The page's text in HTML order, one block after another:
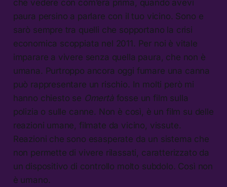
che vedere con com’era prima, quando avevi
paura persino a parlare con il tuo vicino. Sono e
sarò sempre tra quelli che sopportano la crisi
economica scoppiata nel 2011. Per noi è vitale
imparare a vivere senza quella paura, che non è
umana. Purtroppo ancora oggi fumare una canna
può rappresentare un rischio. In molti però mi
hanno chiesto se Omertà fosse un film sulla
polizia o sulle canne. Non è così, è un film su delle
reazioni umane, filmate da vicino, vissute.
Reazioni che sono esasperate da un sistema che
non permette di vivere rilassati, caratterizzato da
un dispositivo di controllo molto subdolo. Così non
è umano.